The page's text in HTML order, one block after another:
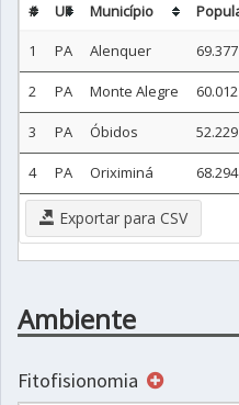
# UF Município
1
PA Alenquer 69.377
2 PA Monte Alegre 60.012
3 PA Óbidos 52.229
4 PA Oriximiná 68.294
Exportar para CSV
Ambiente
Fitofisionomia